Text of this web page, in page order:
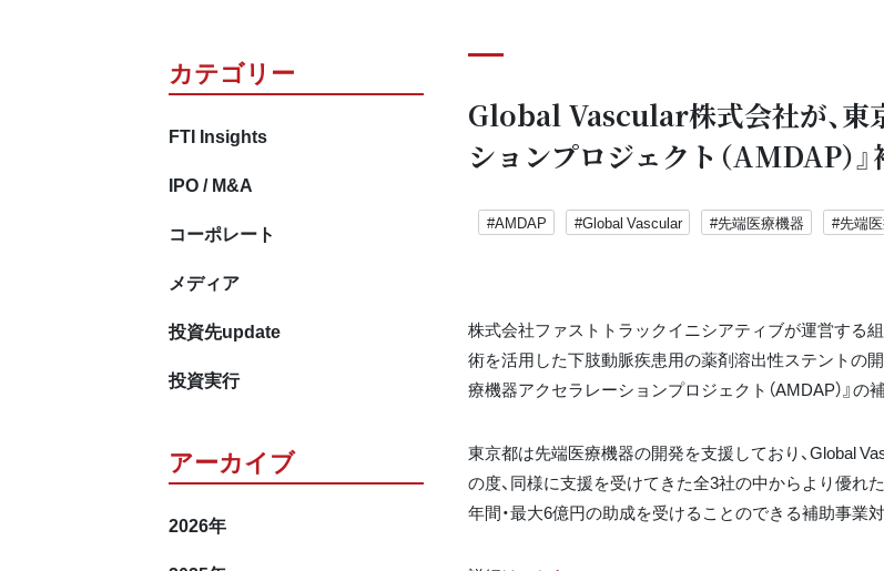
カテゴリー
FTI Insights
IPO / M&A
コーポレート
メディア
投資先update
投資実行
アーカイブ
2026年
Global Vascular株式会社が、東
ションプロジェクト（AMDAP）
#AMDAP #Global Vascular #先端医療機器 #先端
株式会社ファストトラックイニシアティブが運営する
術を活用した下肢動脈疾患用の薬剤溶出性ステントの
療機器アクセラレーションプロジェクト（AMDAP）』の
東京都は先端医療機器の開発を支援しており、Global
の度、同様に支援を受けてきた全3社の中からより優れ
年間・最大6億円の助成を受けることのできる補助事業